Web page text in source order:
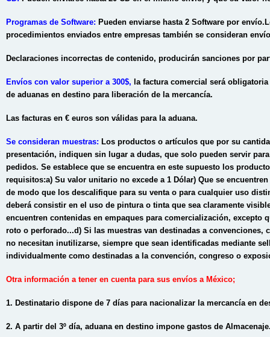
Programas de Software: Pueden enviarse hasta 2 Software por envío.
procedimientos enviados entre empresas también se consideran
Declaraciones incorrectas de contenido, producirán sanciones por
Envíos con valor superior a 300$, la factura comercial será
de aduanas en destino para liberación de la mercancía.
Las facturas en € euros son válidas para la aduana.
Se consideran muestras: Los productos o artículos que por su
presentación, indiquen sin lugar a dudas, que solo pueden servir
pedidos. Se establece que se encuentra en este supuesto los
requisitos:a) Su valor unitario no excede a 1 Dólar) Que se
de modo que los descalifique para su venta o para cualquier uso
deberá consistir en el uso de pintura o tinta que sea claramente
encuentren contenidas en empaques para comercialización, excepto
roto o perforado...d) Si las muestras van destinadas a convenciones,
no necesitan inutilizarse, siempre que sean identificadas mediante
individualmente como destinadas a la convención, congreso o
Otra información a tener en cuenta para sus envíos a México;
1. Destinatario dispone de 7 días para nacionalizar la mercancía en
2. A partir del 3º día, aduana en destino impone gastos de